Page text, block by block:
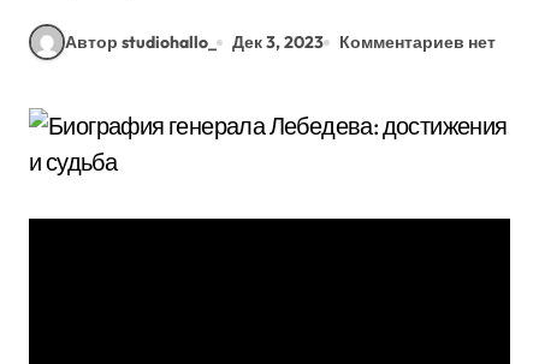
Автор studiohallo_ Дек 3, 2023 Комментариев нет